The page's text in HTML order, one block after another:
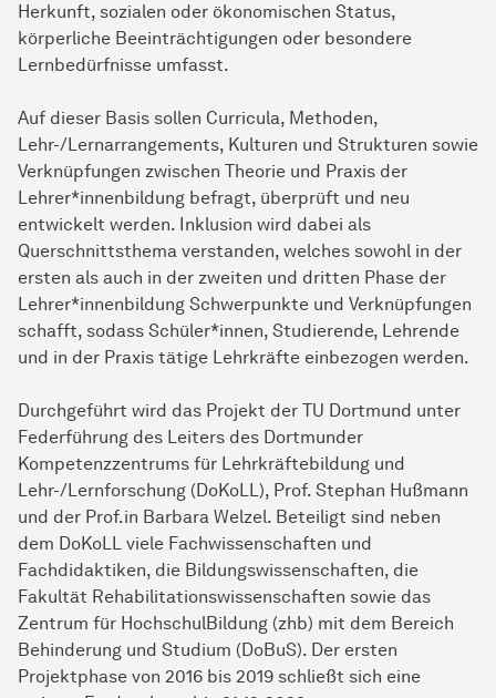
Herkunft, sozialen oder ökonomischen Status,
körperliche Beeinträchtigungen oder besondere
Lernbedürfnisse umfasst.
Auf dieser Basis sollen Curricula, Methoden,
Lehr-/Lernarrangements, Kulturen und Strukturen sowie
Verknüpfungen zwischen Theorie und Praxis der
Lehrer*innenbildung befragt, überprüft und neu
entwickelt werden. Inklusion wird dabei als
Querschnittsthema verstanden, welches sowohl in der
ersten als auch in der zweiten und dritten Phase der
Lehrer*innenbildung Schwerpunkte und Verknüpfungen
schafft, sodass Schüler*innen, Studierende, Lehrende
und in der Praxis tätige Lehrkräfte einbezogen werden.
Durchgeführt wird das Projekt der TU Dortmund unter
Federführung des Leiters des Dortmunder
Kompetenzzentrums für Lehrkräftebildung und
Lehr-/Lernforschung (DoKoLL), Prof. Stephan Hußmann
und der Prof.in Barbara Welzel. Beteiligt sind neben
dem DoKoLL viele Fachwissenschaften und
Fachdidaktiken, die Bildungswissenschaften, die
Fakultät Rehabilitationswissenschaften sowie das
Zentrum für HochschulBildung (zhb) mit dem Bereich
Behinderung und Studium (DoBuS). Der ersten
Projektphase von 2016 bis 2019 schließt sich eine